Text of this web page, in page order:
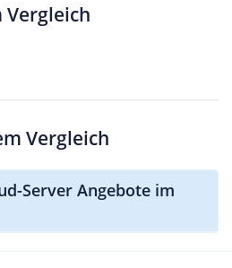
Vergleich
Vergleich
Server Angebote im